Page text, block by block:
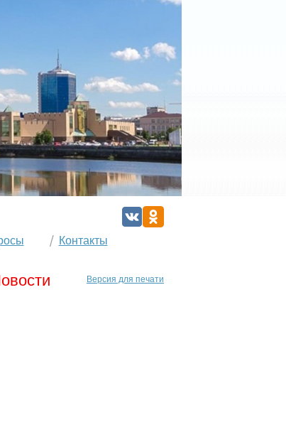
Контакты
Версия для печати